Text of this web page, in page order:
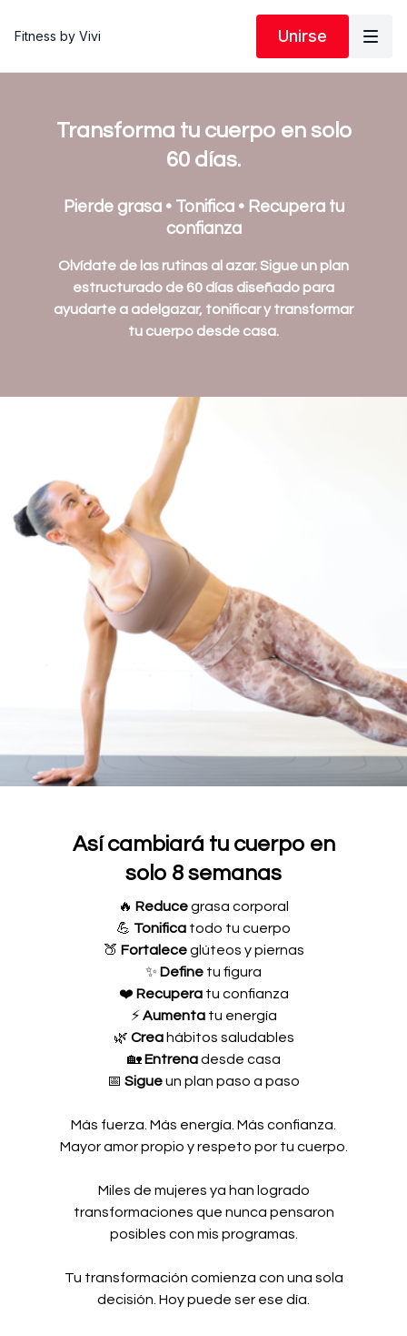
Fitness by Vivi Unirse
Transforma tu cuerpo en solo
60 días.
Pierde grasa • Tonifica • Recupera tu
confianza
Olvídate de las rutinas al azar. Sigue un plan
estructurado de 60 días diseñado para
ayudarte a adelgazar, tonificar y transformar
tu cuerpo desde casa.
Así cambiará tu cuerpo en
solo 8 semanas
🔥 Reducegrasa corporal
💪 Tonifica todo tu cuerpo
🍑 Fortaleceglúteos y piernas
✨ Define tu figura
❤️ Recuperatu confianza
⚡ Aumentatu energía
🌿 Creahábitos saludables
🏡 Entrenadesde casa
📅 Sigueun plan paso a paso
Más fuerza. Más energía. Más confianza.
Mayor amor propio y respeto por tu cuerpo.
Miles de mujeres ya han logrado
transformaciones que nunca pensaron
posibles con mis programas.
Tu transformación comienza con una sola
decisión. Hoy puede ser ese día.